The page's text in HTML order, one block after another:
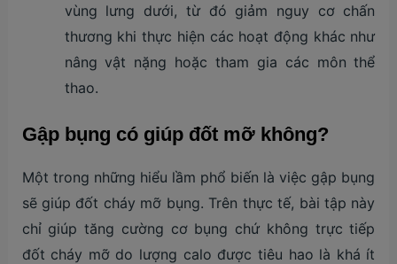
vùng lưng dưới, từ đó giảm nguy cơ chấn
thương khi thực hiện các hoạt động khác như
nâng vật nặng hoặc tham gia các môn thể
thao.
Gập bụng có giúp đốt mỡ không?
Một trong những hiểu lầm phổ biến là việc gập bụng
sẽ giúp đốt cháy mỡ bụng. Trên thực tế, bài tập này
chỉ giúp tăng cường cơ bụng chứ không trực tiếp
đốt cháy mỡ do lượng calo được tiêu hao là khá ít